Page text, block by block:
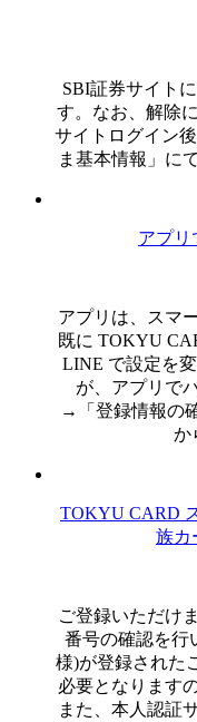
SBI証券サイト
す。なお、解除
サイトログイン
ま基本情報」に
アプリ
アプリは、スマ
既に TOKYU
LINE で設定を
が、アプリで
→「登録情報の
か
TOKYU CARD
族カ
ご登録いただけ
番号の確認を行
様)が登録された
必要となります
また、本人認証